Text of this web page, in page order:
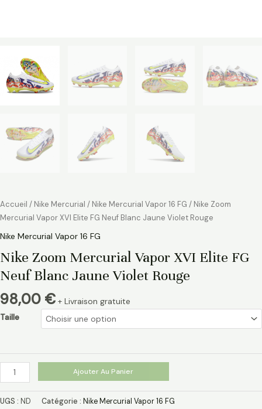
Accueil / Nike Mercurial / Nike Mercurial Vapor 16 FG / Nike Zoom
Mercurial Vapor XVI Elite FG Neuf Blanc Jaune Violet Rouge
Nike Mercurial Vapor 16 FG
Nike Zoom Mercurial Vapor XVI Elite FG
Neuf Blanc Jaune Violet Rouge
98,00 € + Livraison gratuite
Taille
Ajouter Au Panier
UGS : ND Catégorie : Nike Mercurial Vapor 16 FG